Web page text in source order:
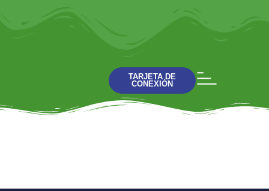
TARJETA DE
CONEXIÓN